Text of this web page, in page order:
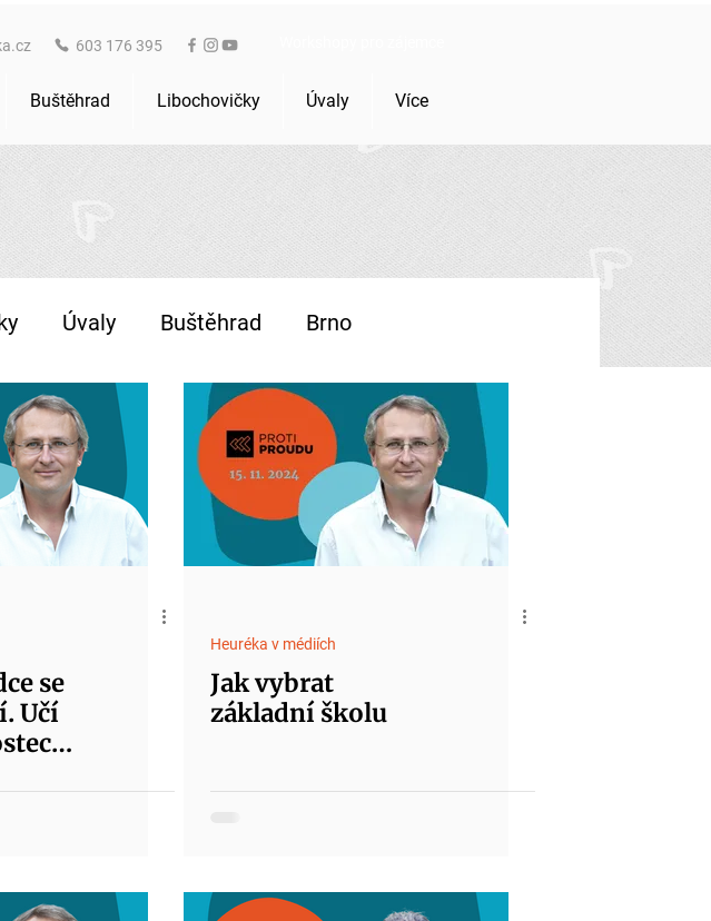
603 176 395
Buštěhrad Libochovičky Úvaly Více
Úvaly Buštěhrad Brno
se
Učí
Heuréka v médiích
Jak vybrat
základní školu